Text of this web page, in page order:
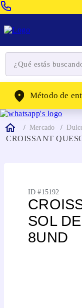
WhatsApp: (302) 262-
Método de
Mercado
CROISSANT
ID #15192
SOL
8UND